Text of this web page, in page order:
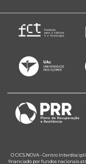
O CICS.NOVA - Centro
financiado por fundos nacionais